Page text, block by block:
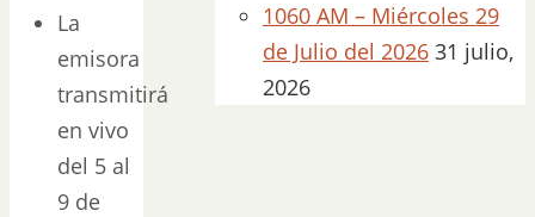
La
emisora
transmitirá
en vivo
del 5 al
9 de
1060 AM – Miércoles 29
de Julio del 2026 31 julio,
2026